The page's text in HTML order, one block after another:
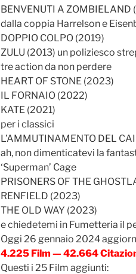
BENVENUTI A
dalla coppia Harrelson e
DOPPIO COLPO (2019)
ZULU (2013) un poliziesco
tre action da non perdere
HEART OF STONE (2023)
IL FORNAIO (2022)
KATE (2021)
per i classici
L’AMMUTINAMENTO DEL
ah, non dimenticatevi la
‘Superman’ Cage
PRISONERS OF THE
RENFIELD (2023)
THE OLD WAY (2023)
e chiedetemi in Fumetteria il
Oggi 26 gennaio 2024
4.225 Film — 42.664
Questi i 25 Film aggiunti: